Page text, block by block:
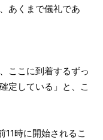
あくまで儀礼であ
ここに到着するずっ
定している」と、こ
11時に開始されるこ